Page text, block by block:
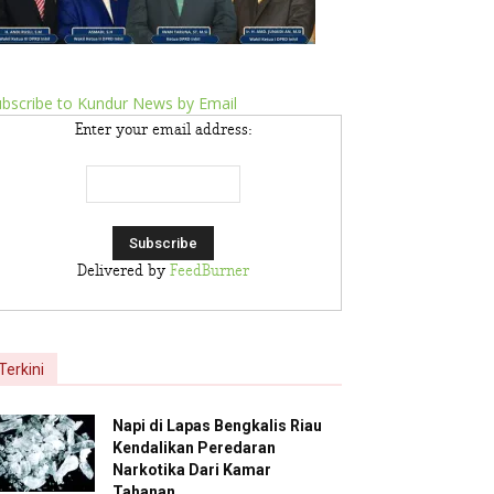
to Kundur News by Email
Enter your email address:
Delivered by FeedBurner
Napi di Lapas Bengkalis Riau
Kendalikan Peredaran
Narkotika Dari Kamar